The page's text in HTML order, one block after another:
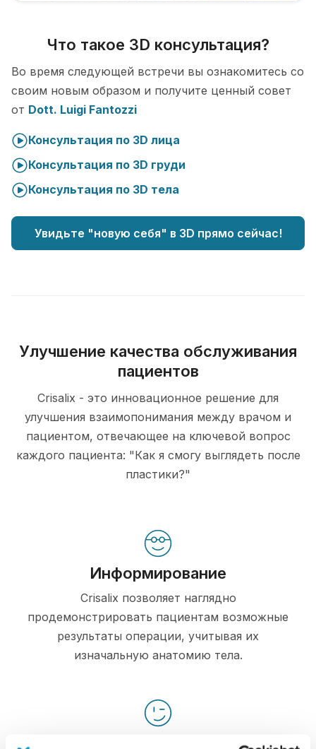
Что такое 3D консультация?
Во время следующей встречи вы ознакомитесь со
своим новым образом и получите ценный совет
от Dott. Luigi Fantozzi
Консультация по 3D лица
Консультация по 3D груди
Консультация по 3D тела
Увидьте "новую себя" в 3D прямо сейчас!
Улучшение качества обслуживания
пациентов
Crisalix - это инновационное решение для
улучшения взаимопонимания между врачом и
пациентом, отвечающее на ключевой вопрос
каждого пациента: "Как я смогу выглядеть после
пластики?"
Информирование
Crisalix позволяет наглядно
продемонстрировать пациентам возможные
результаты операции, учитывая их
изначальную анатомию тела.